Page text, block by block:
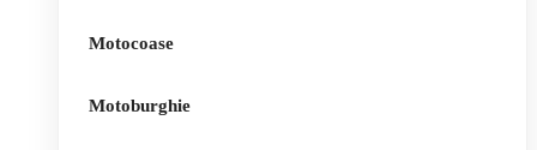
Motocoase
Motoburghie